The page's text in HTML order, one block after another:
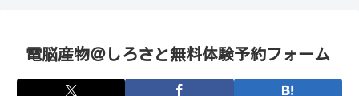
電脳産物＠しろさと無料体験予約フォーム